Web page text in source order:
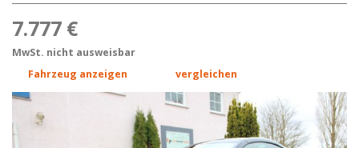
7.777 €
MwSt. nicht ausweisbar
Fahrzeug anzeigen
vergleichen